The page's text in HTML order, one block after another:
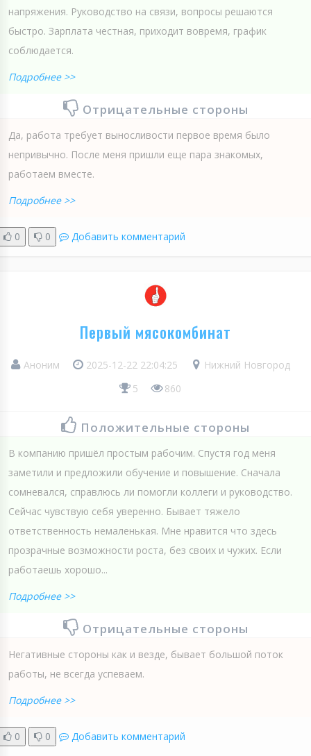
напряжения. Руководство на связи, вопросы решаются
быстро. Зарплата честная, приходит вовремя, график
соблюдается.
Подробнее >>
Отрицательные стороны
Да, работа требует выносливости первое время было
непривычно. После меня пришли еще пара знакомых,
работаем вместе.
Подробнее >>
0 0 Добавить комментарий
Первый мясокомбинат
Аноним 2025-12-22 22:04:25
Нижний Новгород
5
860
Положительные стороны
В компанию пришёл простым рабочим. Спустя год меня
заметили и предложили обучение и повышение. Сначала
сомневался, справлюсь ли помогли коллеги и руководство.
Сейчас чувствую себя уверенно. Бывает тяжело
ответственность немаленькая. Мне нравится что здесь
прозрачные возможности роста, без своих и чужих. Если
работаешь хорошо...
Подробнее >>
Отрицательные стороны
Негативные стороны как и везде, бывает большой поток
работы, не всегда успеваем.
Подробнее >>
0 0 Добавить комментарий